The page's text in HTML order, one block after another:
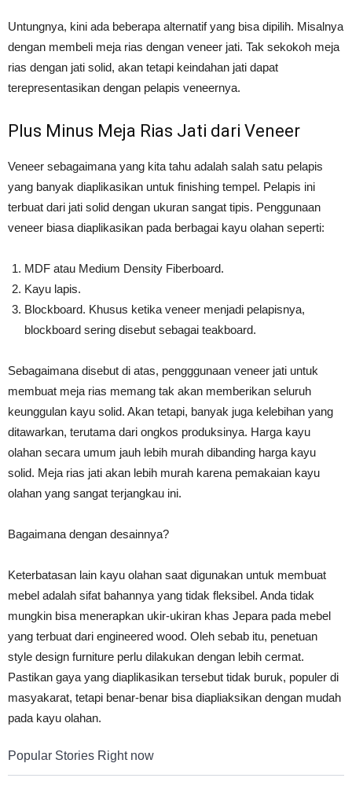
Untungnya, kini ada beberapa alternatif yang bisa dipilih. Misalnya
dengan membeli meja rias dengan veneer jati. Tak sekokoh meja
rias dengan jati solid, akan tetapi keindahan jati dapat
terepresentasikan dengan pelapis veneernya.
Plus Minus Meja Rias Jati dari Veneer
Veneer sebagaimana yang kita tahu adalah salah satu pelapis
yang banyak diaplikasikan untuk finishing tempel. Pelapis ini
terbuat dari jati solid dengan ukuran sangat tipis. Penggunaan
veneer biasa diaplikasikan pada berbagai kayu olahan seperti:
MDF atau Medium Density Fiberboard.
Kayu lapis.
Blockboard. Khusus ketika veneer menjadi pelapisnya,
blockboard sering disebut sebagai teakboard.
Sebagaimana disebut di atas, pengggunaan veneer jati untuk
membuat meja rias memang tak akan memberikan seluruh
keunggulan kayu solid. Akan tetapi, banyak juga kelebihan yang
ditawarkan, terutama dari ongkos produksinya. Harga kayu
olahan secara umum jauh lebih murah dibanding harga kayu
solid. Meja rias jati akan lebih murah karena pemakaian kayu
olahan yang sangat terjangkau ini.
Bagaimana dengan desainnya?
Keterbatasan lain kayu olahan saat digunakan untuk membuat
mebel adalah sifat bahannya yang tidak fleksibel. Anda tidak
mungkin bisa menerapkan ukir-ukiran khas Jepara pada mebel
yang terbuat dari engineered wood. Oleh sebab itu, penetuan
style design furniture perlu dilakukan dengan lebih cermat.
Pastikan gaya yang diaplikasikan tersebut tidak buruk, populer di
masyakarat, tetapi benar-benar bisa diapliaksikan dengan mudah
pada kayu olahan.
Popular Stories Right now